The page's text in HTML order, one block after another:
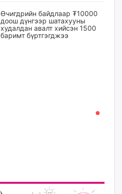
Өчигдрийн байдлаар ₮10000
доош дүнгээр шатахууны
худалдан авалт хийсэн 1500
баримт бүртгэгджээ